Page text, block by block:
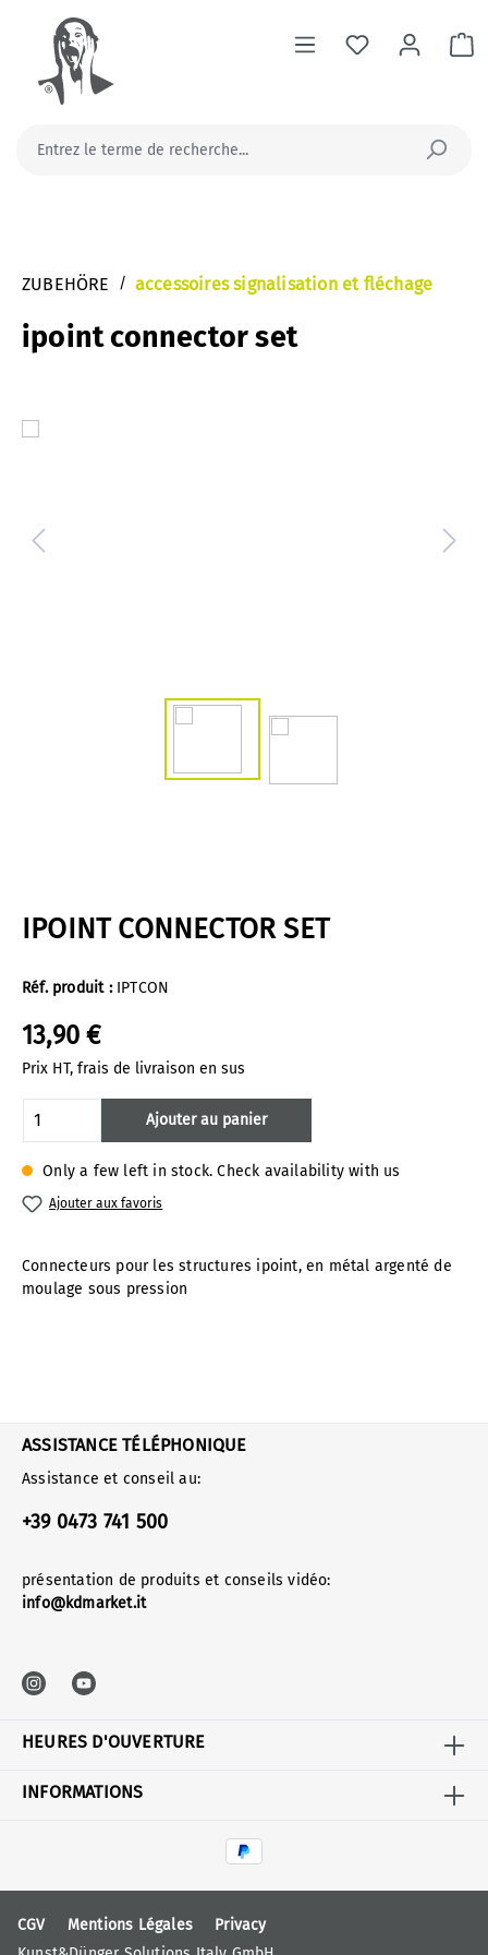
principal
ZUBEHÖRE / accessoires signalisation et fléchage
ipoint connector set
IPOINT CONNECTOR SET
Réf. produit : IPTCON
13,90 €
Prix HT, frais de livraison en sus
Only a few left in stock. Check availability with us
Quantité de produit : Entrez la quantité
Ajouter au panier
Ajouter aux favoris
Connecteurs pour les structures ipoint, en métal argenté de
moulage sous pression
ASSISTANCE TÉLÉPHONIQUE
Assistance et conseil au:
+39 0473 741 500
présentation de produits et conseils vidéo:
info@kdmarket.it
HEURES D'OUVERTURE
INFORMATIONS
CGV Mentions Légales
Privacy